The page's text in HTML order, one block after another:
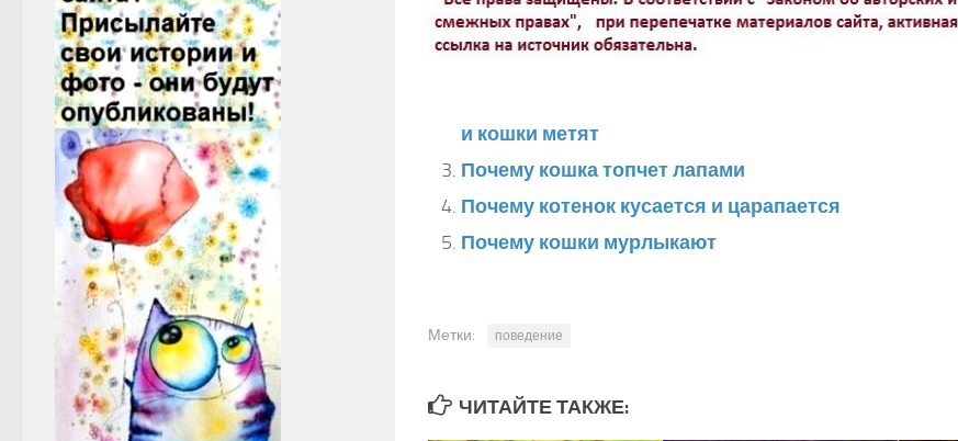
и кошки метят
Почему кошка топчет лапами
Почему котенок кусается и царапается
Почему кошки мурлыкают
Метки: поведение
ЧИТАЙТЕ ТАКЖЕ: